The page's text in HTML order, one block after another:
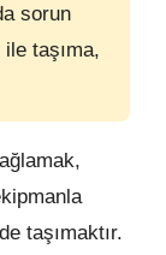
sorun
taşıma,
taşımaktır.